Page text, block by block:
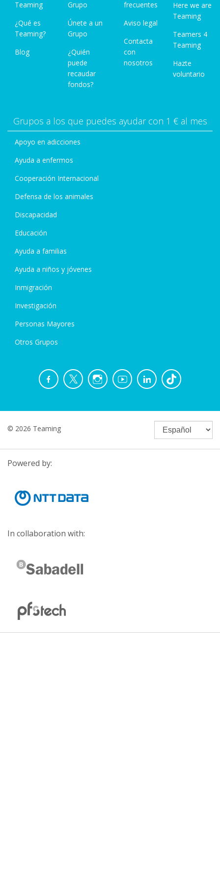
Teaming
¿Qué es
Teaming?
Blog
Grupo
Únete a un
Grupo
¿Quién
puede
recaudar
fondos?
frecuentes
Aviso legal
Contacta
con
nosotros
Here we are
Teaming
Teamers 4
Teaming
Hazte
voluntario
Grupos a los que puedes ayudar con 1 € al mes
Apoyo en adicciones
Ayuda a enfermos
Cooperación Internacional
Defensa de los animales
Discapacidad
Educación
Ayuda a familias
Ayuda a niños y jóvenes
Inmigración
Investigación
Personas Mayores
Otros Grupos
© 2026 Teaming
Powered by:
In collaboration with: